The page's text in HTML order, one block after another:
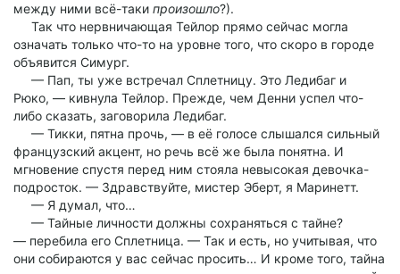
между ними всё-таки произошло?).
Так что нервничающая Тейлор прямо сейчас могла
означать только что-то на уровне того, что скоро в городе
объявится Симург.
— Пап, ты уже встречал Сплетницу. Это Ледибаг и
Рюко, — кивнула Тейлор. Прежде, чем Денни успел что-
либо сказать, заговорила Ледибаг.
— Тикки, пятна прочь, — в её голосе слышался сильный
французский акцент, но речь всё же была понятна. И
мгновение спустя перед ним стояла невысокая девочка-
подросток. — Здравствуйте, мистер Эберт, я Маринетт.
— Я думал, что…
— Тайные личности должны сохраняться с тайне?
— перебила его Сплетница. — Так и есть, но учитывая, что
они собираются у вас сейчас просить… И кроме того, тайна